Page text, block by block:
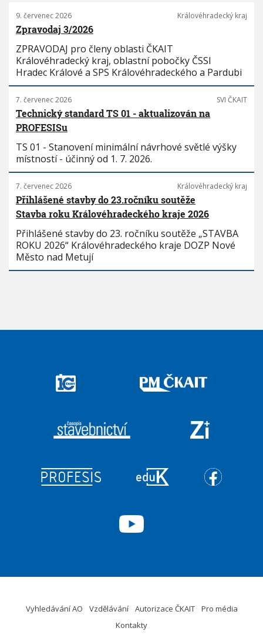
9. červenec 2026 Královéhradecký kraj
Zpravodaj 3/2026
ZPRAVODAJ pro členy oblasti ČKAIT
Královéhradecký kraj, oblastní pobočky ČSSI
Hradec Králové a SPS Královéhradeckého a Pardubi
7. červenec 2026 SVI ČKAIT
Technický standard TS 01 - aktualizován na
PROFESISu
TS 01 - Stanovení minimální návrhové světlé výšky
místností - účinný od 1. 7. 2026.
7. červenec 2026 Královéhradecký kraj
Přihlášené stavby do 23.ročníku soutěže
Stavba roku Královéhradeckého kraje 2026
Přihlášené stavby do 23. ročníku soutěže „STAVBA
ROKU 2026“ Královéhradeckého kraje DOZP Nové
Město nad Metují
Vyhledávání AO Vzdělávání Autorizace ČKAIT
Pro média
Kontakty